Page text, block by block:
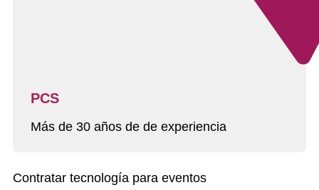
PCS
Más de 30 años de de experiencia
Contratar tecnología para eventos